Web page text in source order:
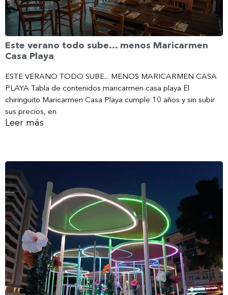
Este verano todo sube… menos Maricarmen
Casa Playa
ESTE VERANO TODO SUBE... MENOS MARICARMEN CASA
PLAYA Tabla de contenidos maricarmen casa playa El
chiringuito Maricarmen Casa Playa cumple 10 años y sin subir
sus precios, en
Leer más